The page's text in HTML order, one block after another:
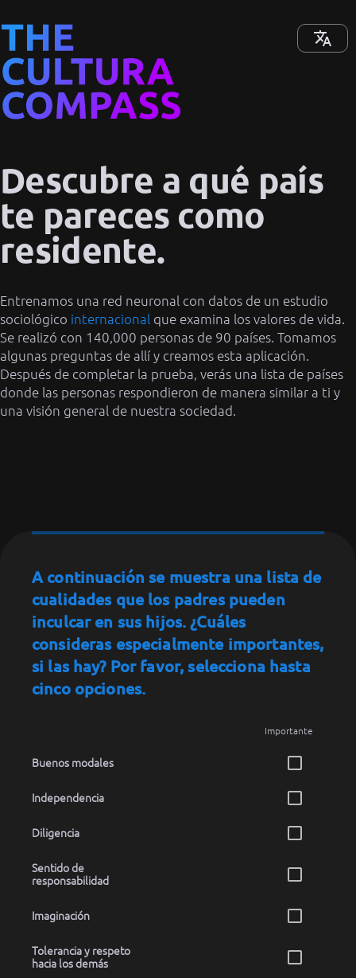
Descubre a qué país
te pareces como
residente.
Entrenamos una red neuronal con datos de un estudio
sociológico internacional que examina los valores de vida.
Se realizó con 140,000 personas de 90 países. Tomamos
algunas preguntas de allí y creamos esta aplicación.
Después de completar la prueba, verás una lista de países
donde las personas respondieron de manera similar a ti y
una visión general de nuestra sociedad.
A continuación se muestra una lista de
cualidades que los padres pueden
inculcar en sus hijos. ¿Cuáles
consideras especialmente importantes,
si las hay? Por favor, selecciona hasta
cinco opciones.
Importante
Buenos modales
Independencia
Diligencia
Sentido de
responsabilidad
Imaginación
Tolerancia y respeto
hacia los demás